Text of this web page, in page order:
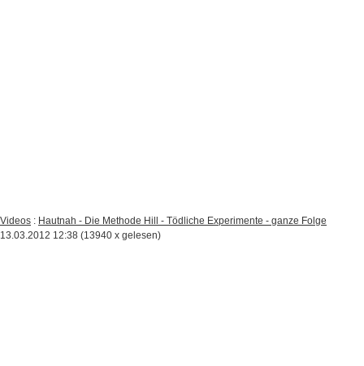
Videos : Hautnah - Die Methode Hill - Tödliche Experimente - ganze Folge
13.03.2012 12:38 (13940 x gelesen)